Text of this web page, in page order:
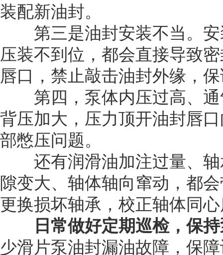
装配新油封。
第三是油封安装不当。安
压装不到位，都会直接导致
唇口，禁止敲击油封外缘，
第四，泵体内压过高、通
背压加大，压力顶开油封唇
部憋压问题。
还有润滑油加注过量、轴
隙变大、轴体轴向窜动，都
更换损坏轴承，校正轴体同
日常做好定期巡检，保
少滑片泵油封漏油故障，保